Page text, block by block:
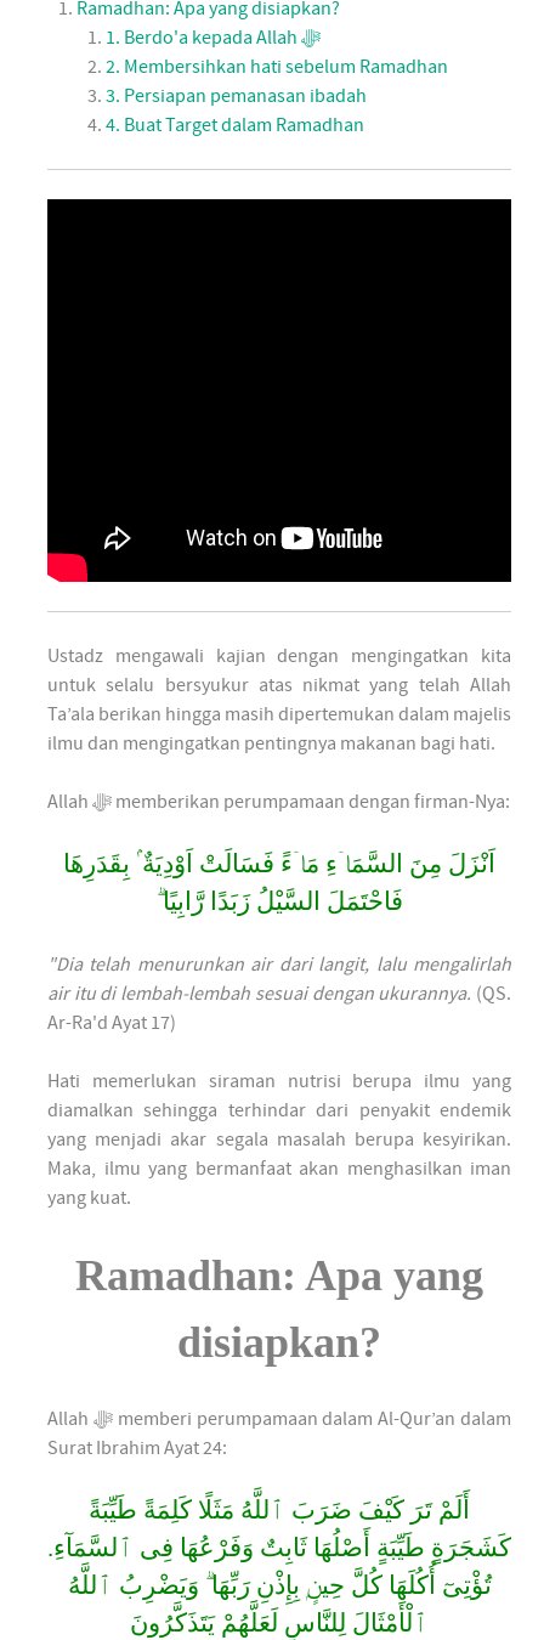
Ramadhan: Apa yang disiapkan?
1. Berdo'a kepada Allah ﷻ
2. Membersihkan hati sebelum Ramadhan
3. Persiapan pemanasan ibadah
4. Buat Target dalam Ramadhan
Ustadz mengawali kajian dengan mengingatkan kita
untuk selalu bersyukur atas nikmat yang telah Allah
Ta’ala berikan hingga masih dipertemukan dalam majelis
ilmu dan mengingatkan pentingnya makanan bagi hati.
Allah ﷻ memberikan perumpamaan dengan firman-Nya:
اَنْزَلَ مِنَ السَّمَاۤءِ مَاۤءً فَسَالَتْ اَوْدِيَةٌ ۢ بِقَدَرِهَا
فَاحْتَمَلَ السَّيْلُ زَبَدًا رَّابِيًا ۗ
"Dia telah menurunkan air dari langit, lalu mengalirlah
air itu di lembah-lembah sesuai dengan ukurannya. (QS.
Ar-Ra'd Ayat 17)
Hati memerlukan siraman nutrisi berupa ilmu yang
diamalkan sehingga terhindar dari penyakit endemik
yang menjadi akar segala masalah berupa kesyirikan.
Maka, ilmu yang bermanfaat akan menghasilkan iman
yang kuat.
Ramadhan: Apa yang
disiapkan?
Allah ﷻ memberi perumpamaan dalam Al-Qur’an dalam
Surat Ibrahim Ayat 24:
أَلَمْ تَرَ كَيْفَ ضَرَبَ ٱللَّهُ مَثَلًا كَلِمَةً طَيِّبَةً
كَشَجَرَةٍ طَيِّبَةٍ أَصْلُهَا ثَابِتٌ وَفَرْعُهَا فِى ٱلسَّمَآءِ.
تُؤْتِىٓ أُكُلَهَا كُلَّ حِينٍۭ بِإِذْنِ رَبِّهَا ۗ وَيَضْرِبُ ٱللَّهُ
ٱلْأَمْثَالَ لِلنَّاسِ لَعَلَّهُمْ يَتَذَكَّرُونَ